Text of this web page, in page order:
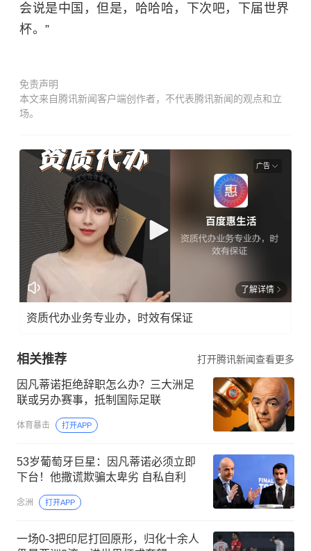
会说是中国，但是，哈哈哈，下次吧，下届世界
杯。”
免责声明
本文来自腾讯新闻客户端创作者，不代表腾讯新闻的观点和立
场。
广告
了解详情
资质代办业务专业办，时效有保证
相关推荐 打开腾讯新闻查看更多
因凡蒂诺拒绝辞职怎么办？三大洲足
联或另办赛事，抵制国际足联
体育暴击 打开APP
53岁葡萄牙巨星：因凡蒂诺必须立即
下台！他撒谎欺骗太卑劣 自私自利
念洲 打开APP
一场0-3把印尼打回原形，归化十余人